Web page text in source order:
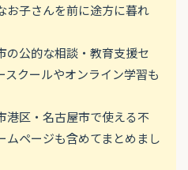
お子さんを前に途方に暮れ
の公的な相談・教育支援セ
スクールやオンライン学習も
港区・名古屋市で使える不
ムページも含めてまとめまし